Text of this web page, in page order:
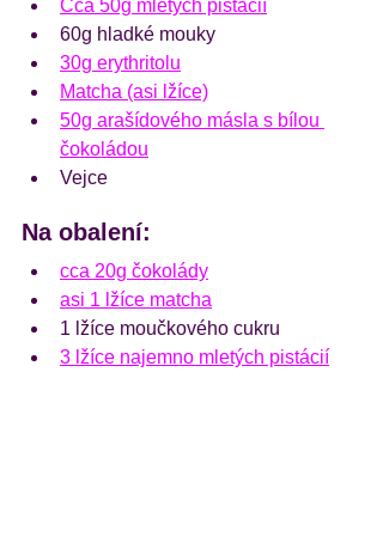
Cca 50g mletých pistácií
60g hladké mouky
30g erythritolu
Matcha (asi lžíce)
50g arašídového másla s bílou
čokoládou
Vejce
Na obalení:
cca 20g čokolády
asi 1 lžíce matcha
1 lžíce moučkového cukru
3 lžíce najemno mletých pistácií